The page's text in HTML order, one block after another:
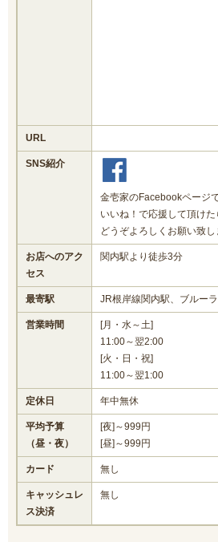
URL
SNS紹介
金壱家のFacebookページで
いいね！で応援して頂けた
どうぞよろしくお願い致
お店へのアク
セス
関内駅より徒歩3分
最寄駅 JR根岸線関内駅、ブルー
営業時間
[月・水～土]
11:00～翌2:00
[火・日・祝]
11:00～翌1:00
定休日 年中無休
平均予算
（昼・夜）
[夜]～999円
[昼]～999円
カード 無し
キャッシュレ
ス決済
無し